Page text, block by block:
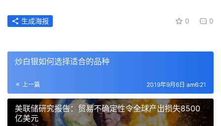
0 0
生成海报
炒白银如何选择适合的品种
上一篇 2019年9月6日 am6:21
美联储研究报告：贸易不确定性令全球产出损失8500
亿美元